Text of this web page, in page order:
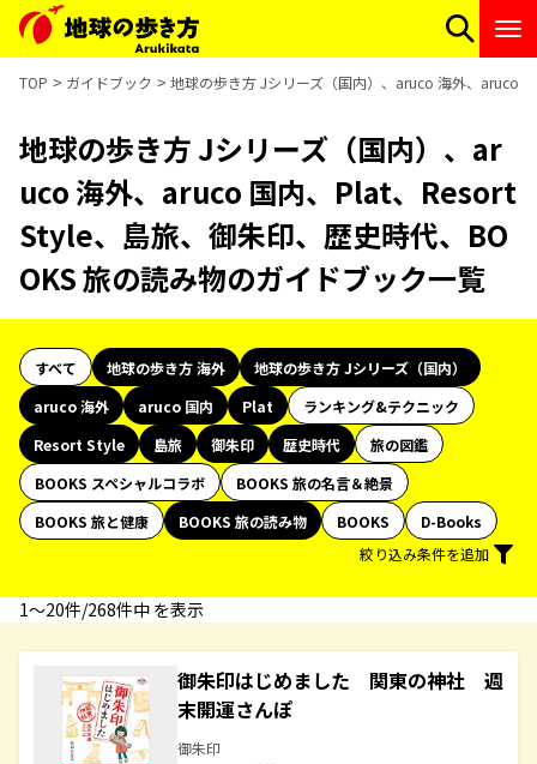
TOP ガイドブック 地球の歩き方 Jシリーズ（国内）、aruco 海外、aruco
地球の歩き方 Jシリーズ（国内）、ar
uco 海外、aruco 国内、Plat、Resort
Style、島旅、御朱印、歴史時代、BO
OKS 旅の読み物のガイドブック一覧
すべて 地球の歩き方 海外
地球の歩き方 Jシリーズ（国内）
aruco 海外
aruco 国内 Plat
ランキング&テクニック
Resort Style
島旅 御朱印 歴史時代
旅の図鑑
BOOKS スペシャルコラボ
BOOKS 旅の名言＆絶景
BOOKS 旅と健康
BOOKS 旅の読み物 BOOKS
D-Books
絞り込み条件を追加
1〜20件/268件中 を表示
御朱印はじめました 関東の神社 週
末開運さんぽ
御朱印